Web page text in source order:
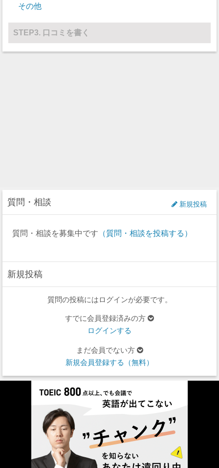
水球
レスリング 0
その他 0 0
その他
STEP3. 口コミを書く
質問・相談 新規投稿
質問・相談を募集中です （質問・相談を投稿する）
新規投稿
質問の投稿にはログインが必要です。
すでに会員登録済みの方
ログインする
まだ会員でない方
新規会員登録する（無料）